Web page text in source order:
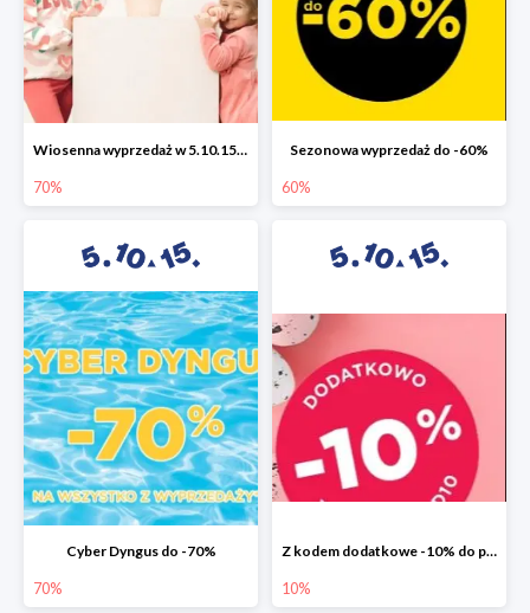
Wiosenna wyprzedaż w 5.10.15 do -70%
70%
Sezonowa wyprzedaż do -60%
60%
Cyber Dyngus do -70%
70%
Z kodem dodatkowe -10% do promocji -50%!
10%